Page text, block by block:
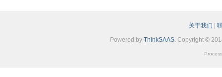
关于我们
Powered by ThinkSAAS. Copyright ©